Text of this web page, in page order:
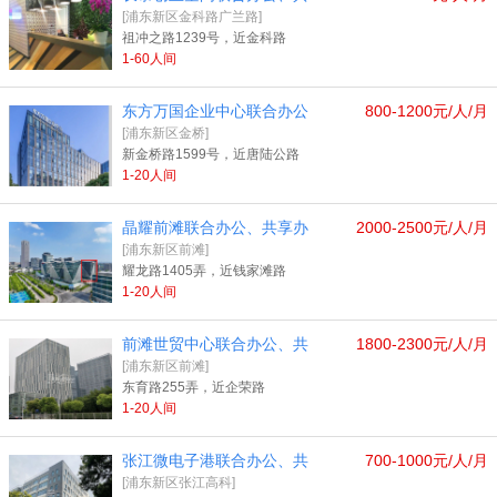
[浦东新区金科路广兰路]
祖冲之路1239号，近金科路
1-60人间
800-1200元/人/月
东方万国企业中心联合办公
[浦东新区金桥]
新金桥路1599号，近唐陆公路
1-20人间
2000-2500元/人/月
晶耀前滩联合办公、共享办
[浦东新区前滩]
耀龙路1405弄，近钱家滩路
1-20人间
1800-2300元/人/月
前滩世贸中心联合办公、共
[浦东新区前滩]
东育路255弄，近企荣路
1-20人间
700-1000元/人/月
张江微电子港联合办公、共
[浦东新区张江高科]